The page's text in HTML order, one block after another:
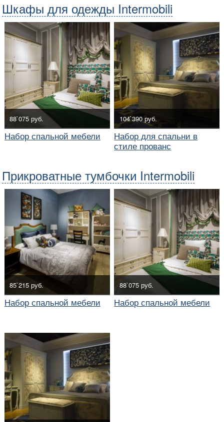
Шкафы для одежды Intermobili
88`075 руб.
Набор спальной мебели
104`390 руб.
Набор для спальни в
стиле прованс
Прикроватные тумбочки Intermobili
85`215 руб.
Набор спальной мебели
88`075 руб.
Набор спальной мебели